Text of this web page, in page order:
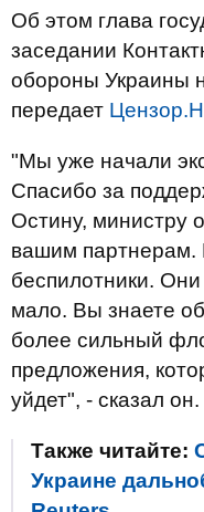
Об этом глава
заседании
обороны Украины
передает
"Мы уже начали
Спасибо за
Остину, министру
вашим партнерам.
беспилотники.
мало. Вы знаете
более сильный
предложения,
уйдет", - сказал он.
Также читайте:
Украине